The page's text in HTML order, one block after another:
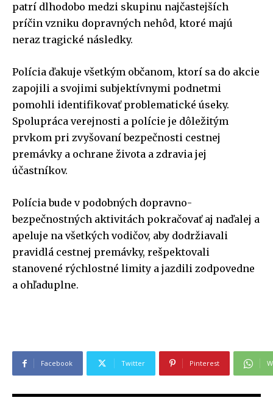
patrí dlhodobo medzi skupinu najčastejších
príčin vzniku dopravných nehôd, ktoré majú
neraz tragické následky.
Polícia ďakuje všetkým občanom, ktorí sa do akcie
zapojili a svojimi subjektívnymi podnetmi
pomohli identifikovať problematické úseky.
Spolupráca verejnosti a polície je dôležitým
prvkom pri zvyšovaní bezpečnosti cestnej
premávky a ochrane života a zdravia jej
účastníkov.
Polícia bude v podobných dopravno-
bezpečnostných aktivitách pokračovať aj naďalej a
apeluje na všetkých vodičov, aby dodržiavali
pravidlá cestnej premávky, rešpektovali
stanovené rýchlostné limity a jazdili zodpovedne
a ohľaduplne.
Facebook Twitter Pinterest